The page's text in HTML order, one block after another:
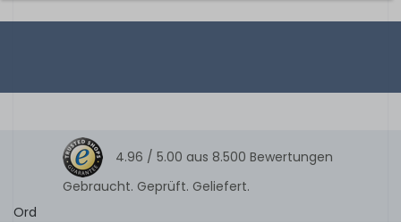
4.96 / 5.00 aus 8.500 Bewertungen
Gebraucht. Geprüft. Geliefert.
Ord